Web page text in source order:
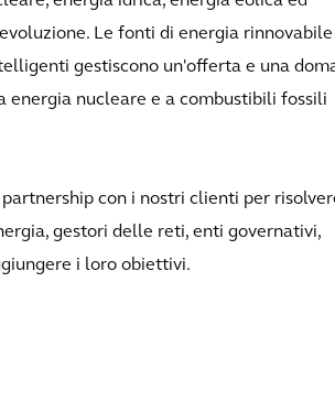
Le fonti di energia rinnovabile
gestiscono un'offerta e una
energia nucleare e a combustibili fossili
con i nostri clienti per
gestori delle reti, enti governativi,
i loro obiettivi.